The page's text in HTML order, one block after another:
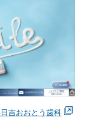
吉おおとう歯科